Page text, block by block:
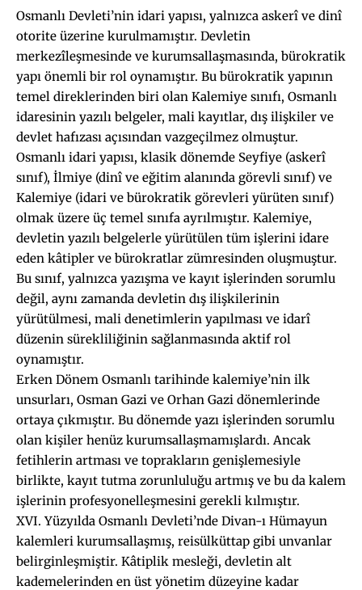
Osmanlı Devleti’nin idari yapısı, yalnızca askerî ve dinî
otorite üzerine kurulmamıştır. Devletin
merkezîleşmesinde ve kurumsallaşmasında, bürokratik
yapı önemli bir rol oynamıştır. Bu bürokratik yapının
temel direklerinden biri olan Kalemiye sınıfı, Osmanlı
idaresinin yazılı belgeler, mali kayıtlar, dış ilişkiler ve
devlet hafızası açısından vazgeçilmez olmuştur.
Osmanlı idari yapısı, klasik dönemde Seyfiye (askerî
sınıf), İlmiye (dinî ve eğitim alanında görevli sınıf) ve
Kalemiye (idari ve bürokratik görevleri yürüten sınıf)
olmak üzere üç temel sınıfa ayrılmıştır. Kalemiye,
devletin yazılı belgelerle yürütülen tüm işlerini idare
eden kâtipler ve bürokratlar zümresinden oluşmuştur.
Bu sınıf, yalnızca yazışma ve kayıt işlerinden sorumlu
değil, aynı zamanda devletin dış ilişkilerinin
yürütülmesi, mali denetimlerin yapılması ve idarî
düzenin sürekliliğinin sağlanmasında aktif rol
oynamıştır.
Erken Dönem Osmanlı tarihinde kalemiye’nin ilk
unsurları, Osman Gazi ve Orhan Gazi dönemlerinde
ortaya çıkmıştır. Bu dönemde yazı işlerinden sorumlu
olan kişiler henüz kurumsallaşmamışlardı. Ancak
fetihlerin artması ve toprakların genişlemesiyle
birlikte, kayıt tutma zorunluluğu artmış ve bu da kalem
işlerinin profesyonelleşmesini gerekli kılmıştır.
XVI. Yüzyılda Osmanlı Devleti’nde Divan-ı Hümayun
kalemleri kurumsallaşmış, reisülküttap gibi unvanlar
belirginleşmiştir. Kâtiplik mesleği, devletin alt
kademelerinden en üst yönetim düzeyine kadar